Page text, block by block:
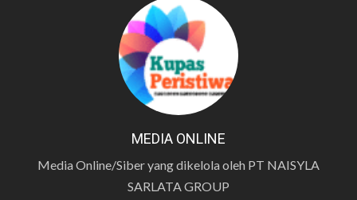
MEDIA ONLINE
Media Online/Siber yang dikelola oleh PT NAISYLA
SARLATA GROUP